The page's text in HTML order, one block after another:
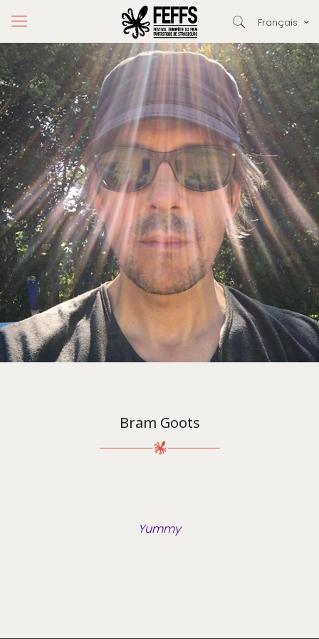
Français
Bram Goots
Yummy